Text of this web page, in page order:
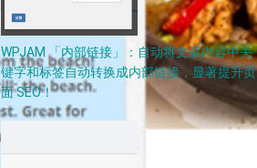
WPJAM 「内部链接」：自动将文章内容中关
键字和标签自动转换成内部链接，显著提升页
面 SEO！